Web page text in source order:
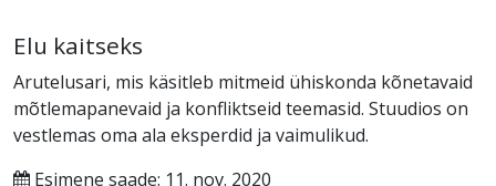
Elu kaitseks
Arutelusari, mis käsitleb mitmeid ühiskonda kõnetavaid
mõtlemapanevaid ja konfliktseid teemasid. Stuudios on
vestlemas oma ala eksperdid ja vaimulikud.
Esimene saade: 11. nov. 2020